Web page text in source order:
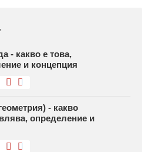
- какво е това,
и концепция
- какво
определение и